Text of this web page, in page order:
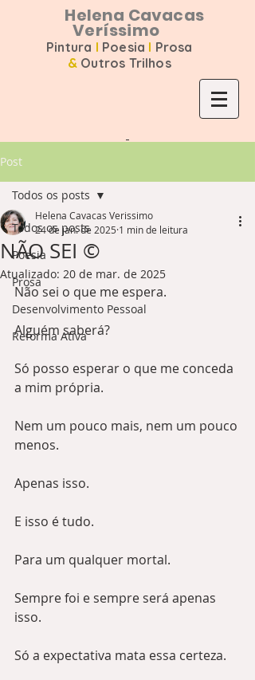
Helena Cavacas
Veríssimo
Pintura I Poesia I Prosa
& Outros Trilhos
Post
Todos os posts
Poesia
Prosa
Desenvolvimento Pessoal
Reforma Ativa
Todos os posts
NÃO SEI ©️
Helena Cavacas Verissimo
24 de jan. de 2025 1 min de leitura
Atualizado: 20 de mar. de 2025
Não sei o que me espera.
Alguém saberá?
Só posso esperar o que me conceda
a mim própria.
Nem um pouco mais, nem um pouco
menos.
Apenas isso.
E isso é tudo.
Para um qualquer mortal.
Sempre foi e sempre será apenas
isso.
Só a expectativa mata essa certeza.